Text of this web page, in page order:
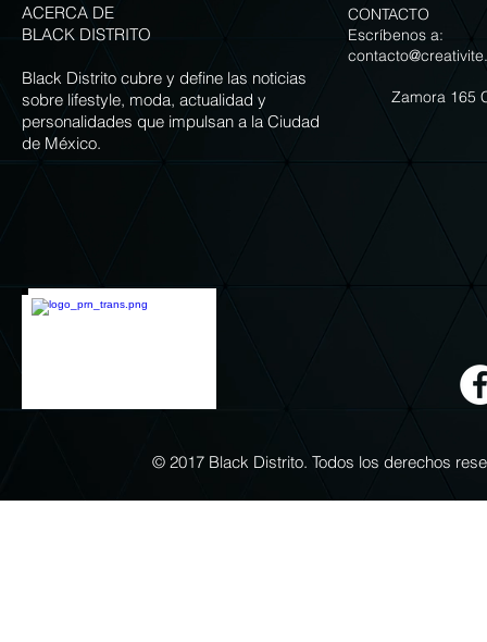
ACERCA DE
BLACK DISTRITO
Black Distrito cubre y define las noticias
sobre lifestyle, moda, actualidad y
personalidades que impulsan a la Ciudad
de México.
CONTACTO
Escríbenos a:
Zamora 165
© 2017 Black Distrito. Todos los derechos